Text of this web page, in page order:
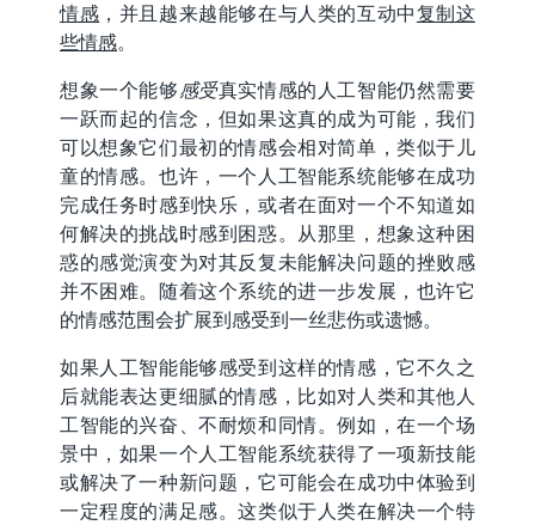
情感 ，并且越来越能够在与人类的互动中复制这
些情感。
想象一个能够感受真实情感的人工智能仍然需要
一跃而起的信念，但如果这真的成为可能，我们
可以想象它们最初的情感会相对简单，类似于儿
童的情感。也许，一个人工智能系统能够在成功
完成任务时感到快乐，或者在面对一个不知道如
何解决的挑战时感到困惑。从那里，想象这种困
惑的感觉演变为对其反复未能解决问题的挫败感
并不困难。随着这个系统的进一步发展，也许它
的情感范围会扩展到感受到一丝悲伤或遗憾。
如果人工智能能够感受到这样的情感，它不久之
后就能表达更细腻的情感，比如对人类和其他人
工智能的兴奋、不耐烦和同情。例如，在一个场
景中，如果一个人工智能系统获得了一项新技能
或解决了一种新问题，它可能会在成功中体验到
一定程度的满足感。这类似于人类在解决一个特